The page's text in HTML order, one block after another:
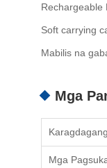
Rechargeable
Soft carrying
Mabilis na
Mga
Mga